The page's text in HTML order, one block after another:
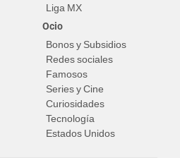
Liga MX
Ocio
Bonos y Subsidios
Redes sociales
Famosos
Series y Cine
Curiosidades
Tecnología
Estados Unidos